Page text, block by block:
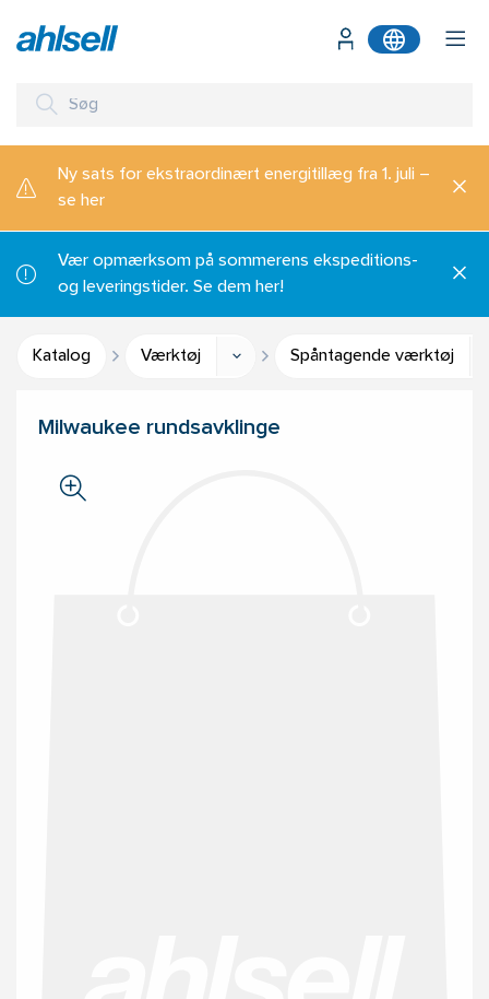
Ny sats for ekstraordinært energitillæg fra 1. juli –
se her
Vær opmærksom på sommerens ekspeditions-
og leveringstider. Se dem her!
Katalog Værktøj Spåntagende værktøj
Milwaukee rundsavklinge